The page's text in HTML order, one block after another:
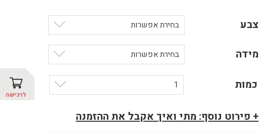
לרכישה
צבע בחירת אפשרות
מידה בחירת אפשרות
כמות 1
+ פירוט נוסף: מתי ואיך אקבל את ההזמנה